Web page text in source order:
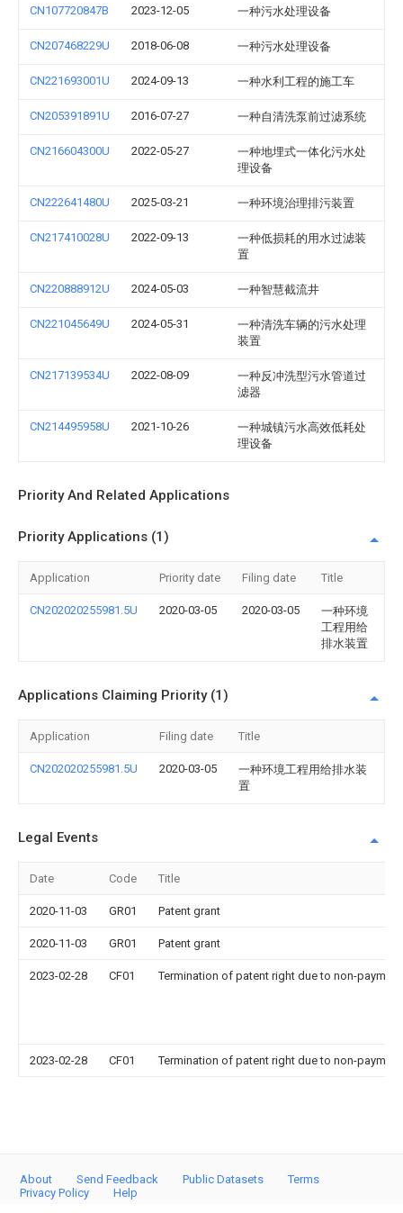
CN107720847B 2023-12-05 一种污水处理设备
CN207468229U 2018-06-08 一种污水处理设备
CN221693001U 2024-09-13 一种水利工程的施工车
CN205391891U 2016-07-27 一种自清洗泵前过滤系统
CN216604300U 2022-05-27
一种地埋式一体化污水处
理设备
CN222641480U 2025-03-21 一种环境治理排污装置
CN217410028U 2022-09-13
一种低损耗的用水过滤装
置
CN220888912U 2024-05-03 一种智慧截流井
CN221045649U 2024-05-31
一种清洗车辆的污水处理
装置
CN217139534U 2022-08-09
一种反冲洗型污水管道过
滤器
CN214495958U 2021-10-26
一种城镇污水高效低耗处
理设备
Priority And Related Applications
Priority Applications (1)
Application Priority date Filing date Title
CN202020255981.5U 2020-03-05 2020-03-05
一种环境
工程用给
排水装置
Applications Claiming Priority (1)
Application Filing date Title
CN202020255981.5U 2020-03-05
一种环境工程用给排水装
置
Legal Events
Date Code Title
2020-11-03 GR01 Patent grant
2020-11-03 GR01 Patent grant
2023-02-28 CF01 Termination of patent right due to non-
2023-02-28 CF01 Termination of patent right due to non-
About Send Feedback Public Datasets
Terms
Privacy Policy
Help